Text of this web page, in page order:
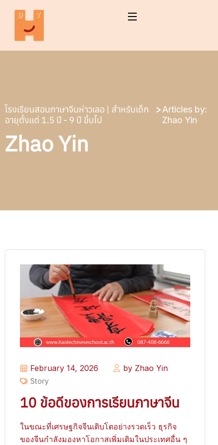
โรงเรียนสอนภาษาจีนห่าวเลอ | สำหรับเด็ก
อายุตั้งแต่ 1.5 ปี - 9 ปี ขึ้นไป
Articles by:
Zhao Yin
Zhao Yin
February 14, 2026
by Zhao Yin
Story
10 ข้อดีของการเรียนภาษาจีน​
ในขณะที่เศรษฐกิจจีนเติบโตอย่างรวดเร็ว ธุรกิจ
ของจีนกำลังมองหาโอกาสเพิ่มเติมในประเทศอื่น ๆ